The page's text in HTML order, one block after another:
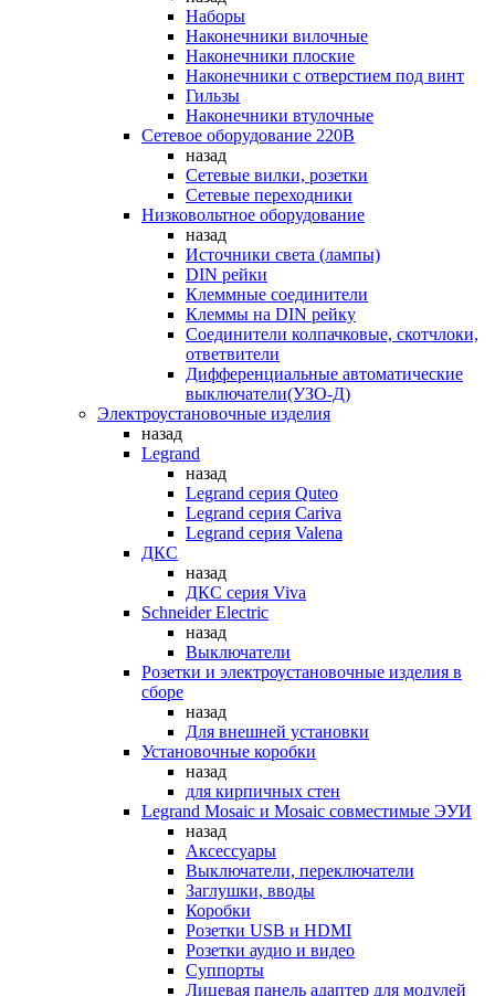
Наборы
Наконечники вилочные
Наконечники плоские
Наконечники с отверстием под винт
Гильзы
Наконечники втулочные
Сетевое оборудование 220В
назад
Сетевые вилки, розетки
Сетевые переходники
Низковольтное оборудование
назад
Источники света (лампы)
DIN рейки
Клеммные соединители
Клеммы на DIN рейку
Соединители колпачковые, скотчлоки,
ответвители
Дифференциальные автоматические
выключатели(УЗО-Д)
Электроустановочные изделия
назад
Legrand
назад
Legrand серия Quteo
Legrand серия Cariva
Legrand серия Valena
ДКС
назад
ДКС серия Viva
Schneider Electric
назад
Выключатели
Розетки и электроустановочные изделия в
сборе
назад
Для внешней установки
Установочные коробки
назад
для кирпичных стен
Legrand Mosaic и Mosaic совместимые ЭУИ
назад
Аксессуары
Выключатели, переключатели
Заглушки, вводы
Коробки
Розетки USB и HDMI
Розетки аудио и видео
Суппорты
Лицевая панель адаптер для модулей